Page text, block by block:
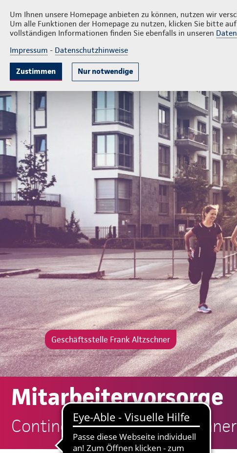
Um Ihnen unsere Homepage anbieten zu können, nutzen wir
Um alle Funktionen der Homepage zu nutzen, klicken Sie bitte
vollständigen Informationen finden Sie ebenfalls in unseren
Impressum - Datenschutzhinweise
Zustimmen Nur notwendige
Frank Altzschner PrivatkundenFirmenkunden
MitarbeitervorsorgeUnternehmensabsicherung
Geschäftsstelle Frank Altzschner eingetragener Kaufmann
Geschäftsstelle Frank Altzschner
Mitarbeitervorsorge
Continentale: Frank Altzschner